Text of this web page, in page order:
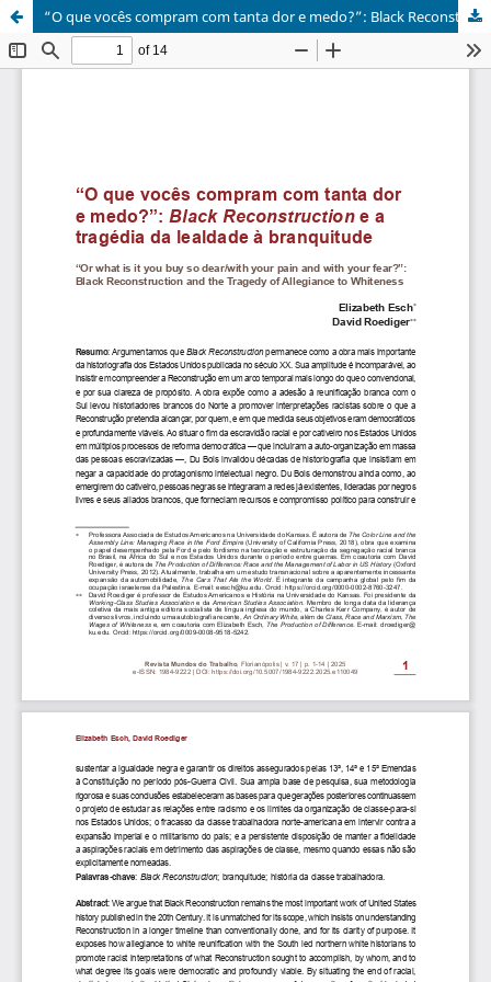
“O que vocês compram com tanta dor e medo?”: Black Reconstruction e a tragédia da lealdade à branquitude